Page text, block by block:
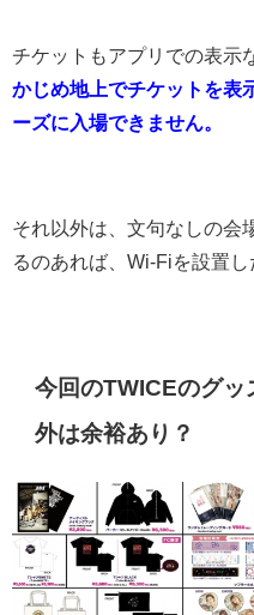
チケットもアプリでの表示
かじめ地上でチケットを表
ーズに入場できません。
それ以外は、文句なしの会
るのあれば、Wi-Fiを設置し
今回のTWICEのグッ
外は余裕あり？